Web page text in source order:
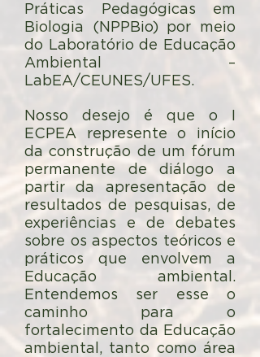
Práticas Pedagógicas em
Biologia (NPPBio) por meio
do Laboratório de Educação
Ambiental –
LabEA/CEUNES/UFES.
Nosso desejo é que o I
ECPEA represente o início
da construção de um fórum
permanente de diálogo a
partir da apresentação de
resultados de pesquisas, de
experiências e de debates
sobre os aspectos teóricos e
práticos que envolvem a
Educação ambiental.
Entendemos ser esse o
caminho para o
fortalecimento da Educação
ambiental, tanto como área